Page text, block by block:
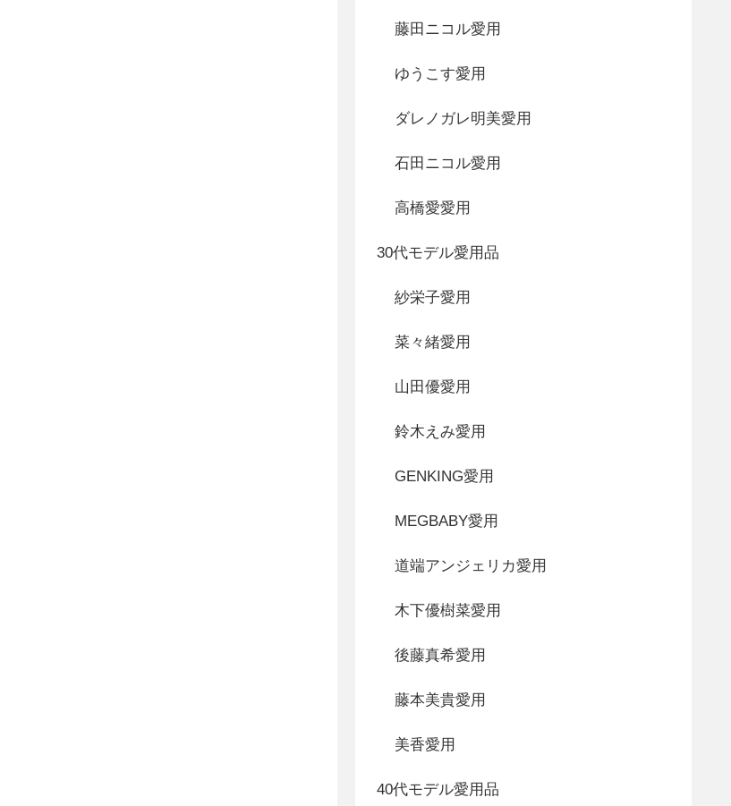
藤田ニコル愛用
ゆうこす愛用
ダレノガレ明美愛用
石田ニコル愛用
高橋愛愛用
30代モデル愛用品
紗栄子愛用
菜々緒愛用
山田優愛用
鈴木えみ愛用
GENKING愛用
MEGBABY愛用
道端アンジェリカ愛用
木下優樹菜愛用
後藤真希愛用
藤本美貴愛用
美香愛用
40代モデル愛用品